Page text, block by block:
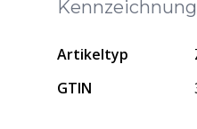
Artikeltyp
GTIN